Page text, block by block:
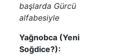
başlarda Gürcü
alfabesiyle
Yağnobca (Yeni
Soğdice?):